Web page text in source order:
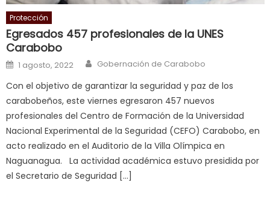
द,
sexy
bbw
milf
enjoys
a
long
hard
fuck,
सच
ह
स
Protección
Egresados 457 profesionales de la UNES
Carabobo
Posted on
1 agosto, 2022 Author
Gobernación de Carabobo
Con el objetivo de garantizar la seguridad y paz de los
carabobeños, este viernes egresaron 457 nuevos
profesionales del Centro de Formación de la Universidad
Nacional Experimental de la Seguridad (CEFO) Carabobo, en
acto realizado en el Auditorio de la Villa Olímpica en
Naguanagua. La actividad académica estuvo presidida por
el Secretario de Seguridad […]